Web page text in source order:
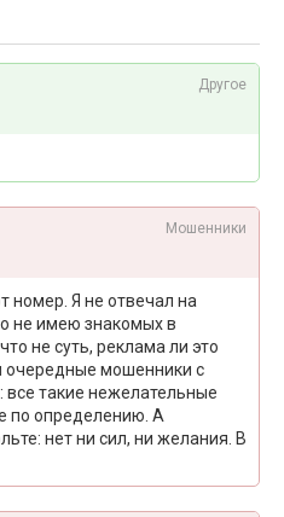
Другое
Мошенники
номер. Я не отвечал на
не имею знакомых в
не суть, реклама ли это
очередные мошенники с
такие нежелательные
по определению. А
нет ни сил, ни желания. В